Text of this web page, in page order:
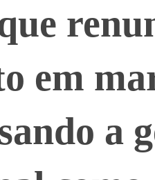
em
a